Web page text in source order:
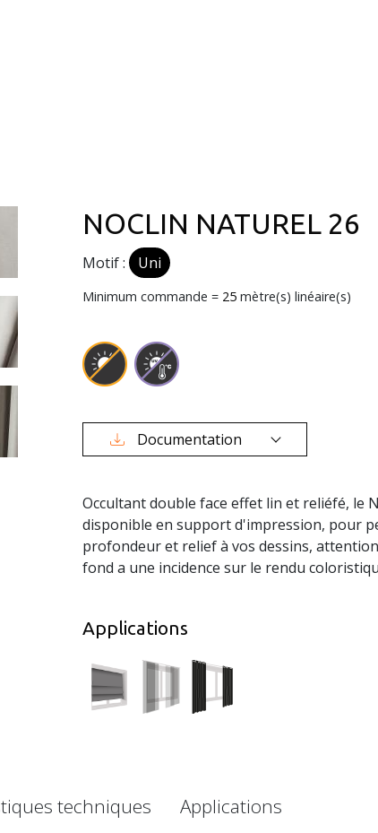
NOCLIN NATUREL 26
Motif : Uni
Minimum commande = 25 mètre(s) linéaire(s)
Documentation
Occultant double face effet lin et reliéfé, le
disponible en support d'impression, pour
profondeur et relief à vos dessins,
fond a une incidence sur le rendu
Applications
techniques Applications